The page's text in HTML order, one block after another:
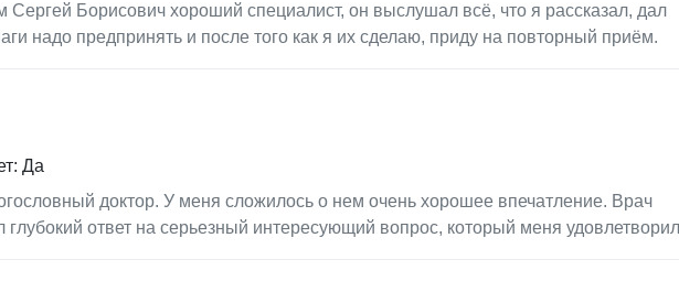
Борисович хороший специалист, он выслушал всё, что я рассказал, дал
надо предпринять и после того как я их сделаю, приду на повторный приём.
Да
доктор. У меня сложилось о нем очень хорошее впечатление. Врач
глубокий ответ на серьезный интересующий вопрос, который меня